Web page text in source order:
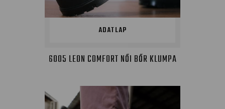
ADATLAP
6005 LEON COMFORT NŐI BŐR KLUMPA